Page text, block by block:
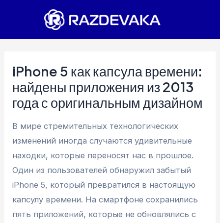
iPhone 5 как капсула времени:
найдены приложения из 2013
года с оригинальным дизайном
В мире стремительных технологических
изменений иногда случаются удивительные
находки, которые переносят нас в прошлое.
Один из пользователей обнаружил забытый
iPhone 5, который превратился в настоящую
капсулу времени. На смартфоне сохранились
пять приложений, которые не обновлялись с